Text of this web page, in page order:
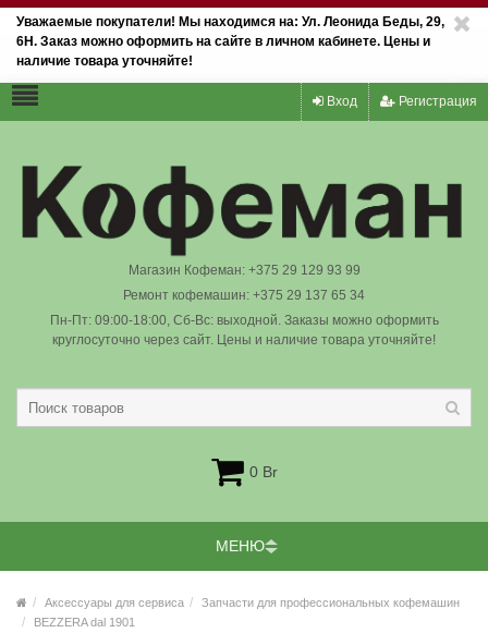
Уважаемые покупатели! Мы находимся на: Ул. Леонида Беды, 29,
6Н. Заказ можно оформить на сайте в личном кабинете. Цены и
наличие товара уточняйте!
Вход Регистрация
Магазин Кофеман: +375 29 129 93 99
Ремонт кофемашин: +375 29 137 65 34
Пн-Пт: 09:00-18:00, Сб-Вс: выходной. Заказы можно оформить
круглосуточно через сайт. Цены и наличие товара уточняйте!
0 Br
МЕНЮ
Аксессуары для сервиса
Запчасти для профессиональных кофемашин
BEZZERA dal 1901